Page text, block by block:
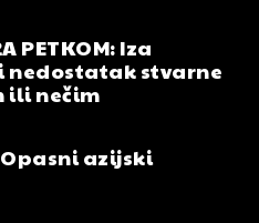
PETKOM: Iza
stvarne
ili nečim
Opasni azijski